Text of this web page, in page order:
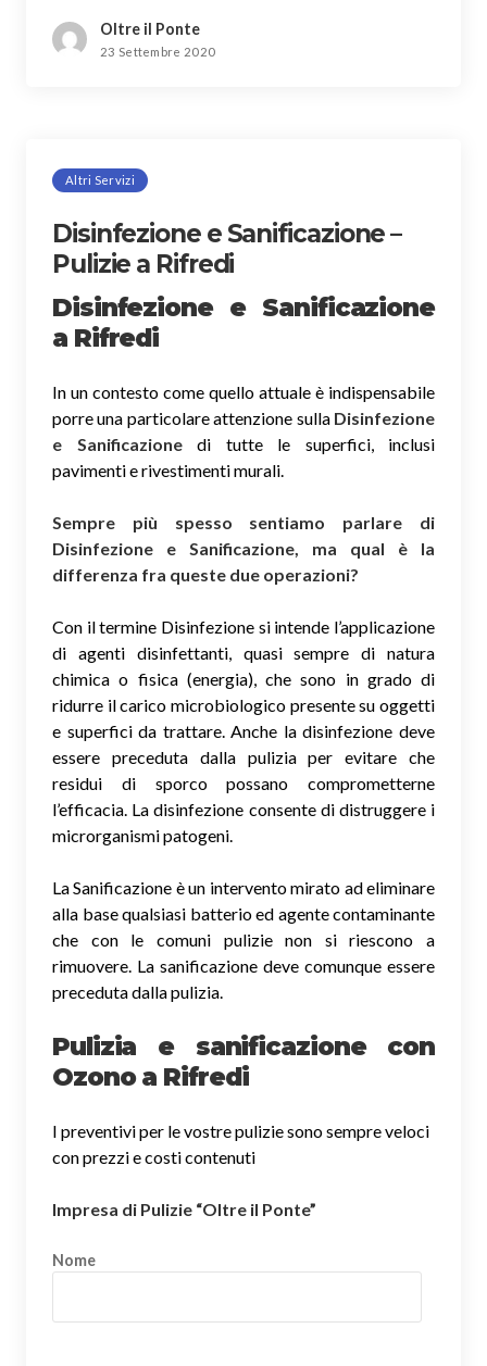
Oltre il Ponte
23 Settembre 2020
Altri Servizi
Disinfezione e Sanificazione –
Pulizie a Rifredi
Disinfezione e Sanificazione
a Rifredi
In un contesto come quello attuale è indispensabile
porre una particolare attenzione sulla Disinfezione
e Sanificazionedi tutte le superfici, inclusi
pavimenti e rivestimenti murali.
Sempre più spesso sentiamo parlare di
Disinfezione e Sanificazione, ma qual è la
differenza fra queste due operazioni?
Con il termine Disinfezione si intende l’applicazione
di agenti disinfettanti, quasi sempre di natura
chimica o fisica (energia), che sono in grado di
ridurre il carico microbiologico presente su oggetti
e superfici da trattare. Anche la disinfezione deve
essere preceduta dalla pulizia per evitare che
residui di sporco possano comprometterne
l’efficacia. La disinfezione consente di distruggere i
microrganismi patogeni.
La Sanificazione è un intervento mirato ad eliminare
alla base qualsiasi batterio ed agente contaminante
che con le comuni pulizie non si riescono a
rimuovere. La sanificazione deve comunque essere
preceduta dalla pulizia.
Pulizia e sanificazione con
Ozono a Rifredi
I preventivi per le vostre pulizie sono sempre veloci
con prezzi e costi contenuti
Impresa di Pulizie “Oltre il Ponte”
Nome